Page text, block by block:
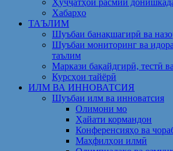
Ҳуҷҷатҳои расмии
Хабарҳо
ТАЪЛИМ
Шуъбаи банақшагирӣ ва
Шуъбаи мониторинг ва
таълим
Маркази бақайдгирӣ, тестӣ
Курсҳои тайёрӣ
ИЛМ ВА ИННОВАТСИЯ
Шуъбаи илм ва инноватсия
Олимони мо
Ҳайати кормандон
Конференсияҳо ва
Маҳфилҳои илмӣ